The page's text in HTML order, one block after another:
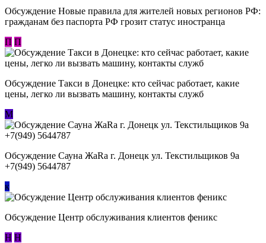
Обсуждение Новые правила для жителей новых регионов РФ:
гражданам без паспорта РФ грозит статус иностранца
П П
Обсуждение ​Такси в Донецке: кто сейчас работает, какие
цены, легко ли вызвать машину, контакты служб
М
Обсуждение Сауна ЖаRa г. Донецк ул. Текстильщиков 9а
+7(949) 5644787
к
Обсуждение Центр обслуживания клиентов феникс
Н Н